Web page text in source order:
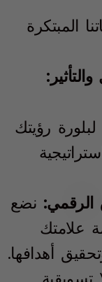
المبتكرة
رؤيتك
نضع
علامتك
أهدافها.